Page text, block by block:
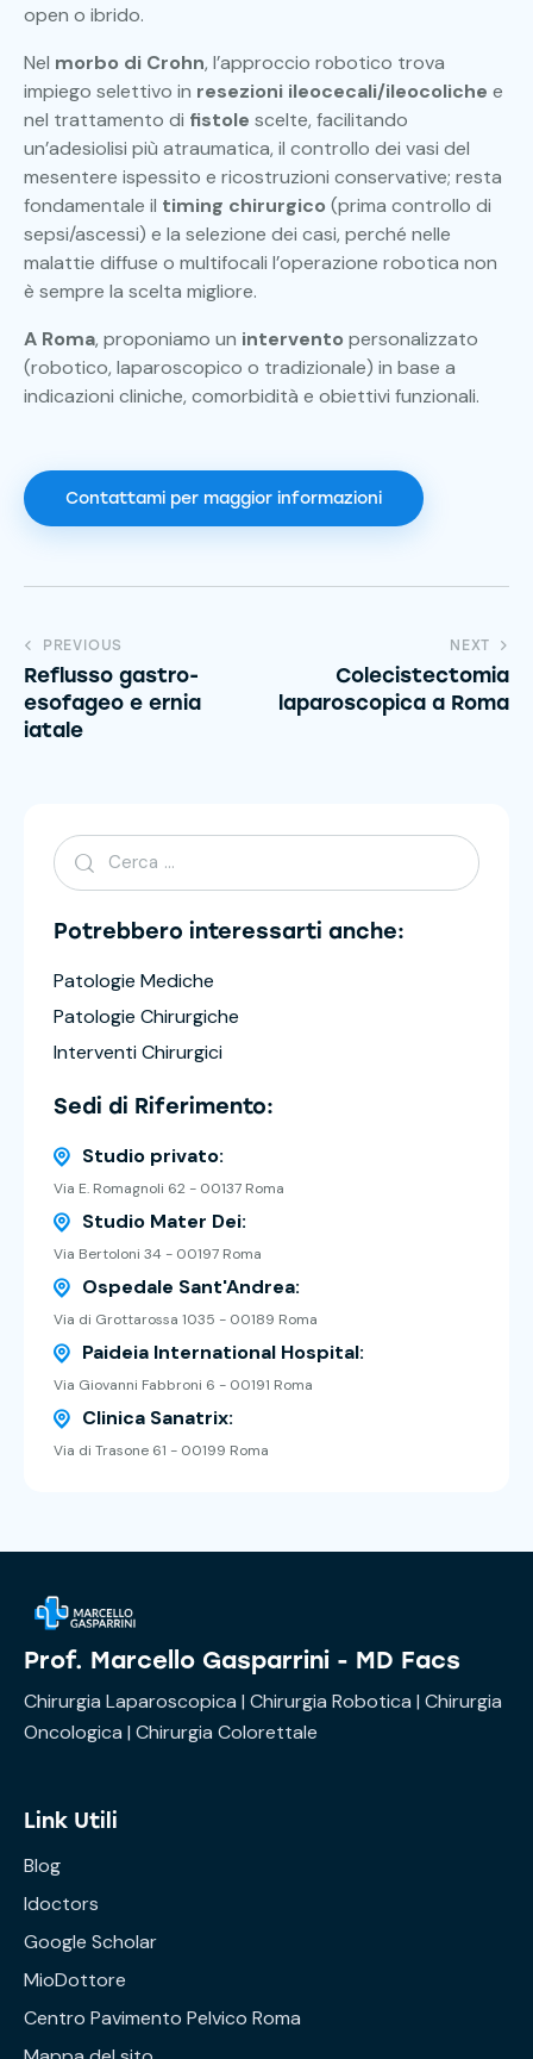
open o ibrido.
Nel morbo di Crohn, l’approccio robotico trova
impiego selettivo in resezioni ileocecali/ileocoliche e
nel trattamento di fistole scelte, facilitando
un’adesiolisi più atraumatica, il controllo dei vasi del
mesentere ispessito e ricostruzioni conservative; resta
fondamentale il timing chirurgico (prima controllo di
sepsi/ascessi) e la selezione dei casi, perché nelle
malattie diffuse o multifocali l’operazione robotica non
è sempre la scelta migliore.
A Roma, proponiamo un intervento personalizzato
(robotico, laparoscopico o tradizionale) in base a
indicazioni cliniche, comorbidità e obiettivi funzionali.
Contattami per maggior informazioni
PREVIOUS
Reflusso gastro-
esofageo e ernia
iatale
NEXT
Colecistectomia
laparoscopica a Roma
Potrebbero interessarti anche:
Patologie Mediche
Patologie Chirurgiche
Interventi Chirurgici
Sedi di Riferimento:
Studio privato:
Via E. Romagnoli 62 - 00137 Roma
Studio Mater Dei:
Via Bertoloni 34 - 00197 Roma
Ospedale Sant'Andrea:
Via di Grottarossa 1035 - 00189 Roma
Paideia International Hospital:
Via Giovanni Fabbroni 6 - 00191 Roma
Clinica Sanatrix:
Via di Trasone 61 - 00199 Roma
Prof. Marcello Gasparrini - MD Facs
Chirurgia Laparoscopica | Chirurgia Robotica | Chirurgia
Oncologica | Chirurgia Colorettale
Link Utili
Blog
Idoctors
Google Scholar
MioDottore
Centro Pavimento Pelvico Roma